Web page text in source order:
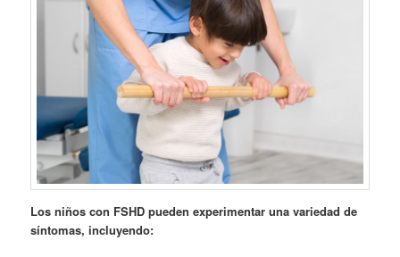
Los niños con FSHD pueden experimentar una variedad de
síntomas, incluyendo: